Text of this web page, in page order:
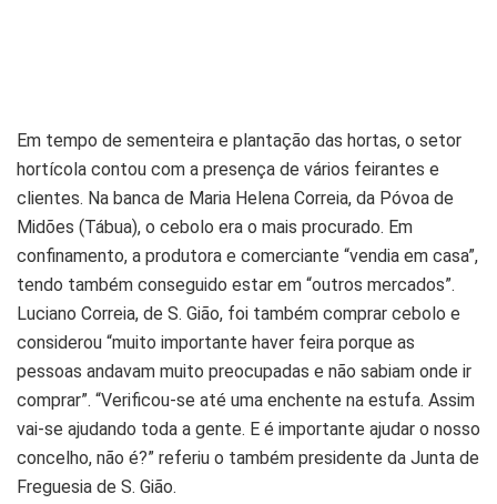
Em tempo de sementeira e plantação das hortas, o setor
hortícola contou com a presença de vários feirantes e
clientes. Na banca de Maria Helena Correia, da Póvoa de
Midões (Tábua), o cebolo era o mais procurado. Em
confinamento, a produtora e comerciante “vendia em casa”,
tendo também conseguido estar em “outros mercados”.
Luciano Correia, de S. Gião, foi também comprar cebolo e
considerou “muito importante haver feira porque as
pessoas andavam muito preocupadas e não sabiam onde ir
comprar”. “Verificou-se até uma enchente na estufa. Assim
vai-se ajudando toda a gente. E é importante ajudar o nosso
concelho, não é?” referiu o também presidente da Junta de
Freguesia de S. Gião.